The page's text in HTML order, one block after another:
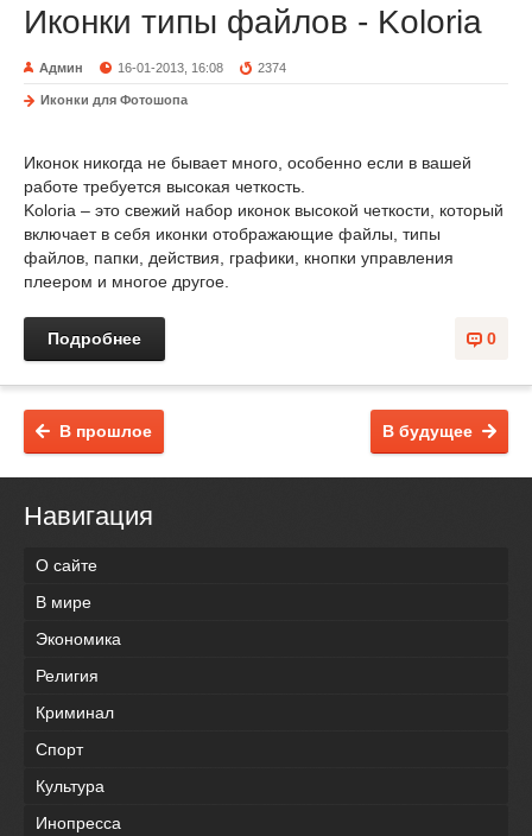
Иконки типы файлов - Koloria
Админ 16-01-2013, 16:08 2374
Иконки для Фотошопа
Иконок никогда не бывает много, особенно если в вашей
работе требуется высокая четкость.
Koloria – это свежий набор иконок высокой четкости, который
включает в себя иконки отображающие файлы, типы
файлов, папки, действия, графики, кнопки управления
плеером и многое другое.
0
Подробнее
В будущее
В прошлое
Навигация
О сайте
В мире
Экономика
Религия
Криминал
Спорт
Культура
Инопресса